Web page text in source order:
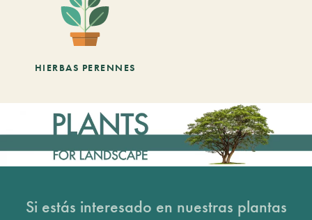
HIERBAS PERENNES
Si estás interesado en nuestras plantas